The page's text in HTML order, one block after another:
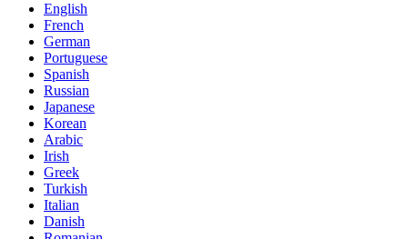
English
French
German
Portuguese
Spanish
Russian
Japanese
Korean
Arabic
Irish
Greek
Turkish
Italian
Danish